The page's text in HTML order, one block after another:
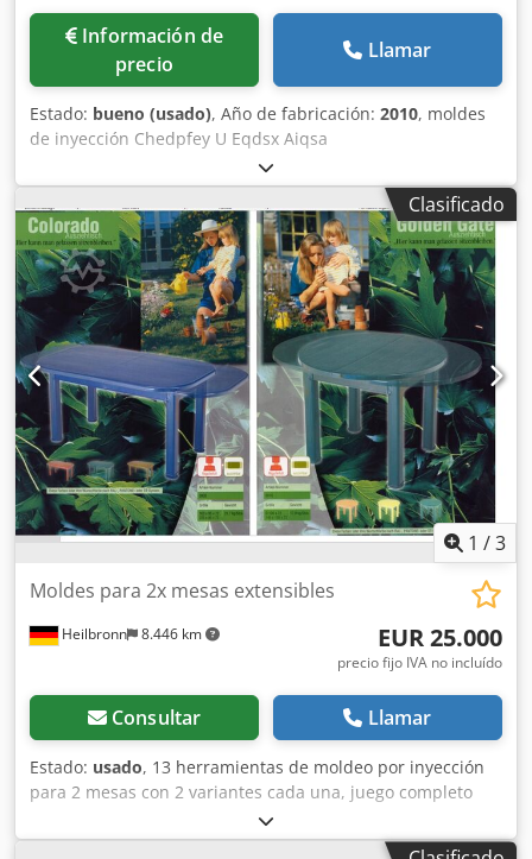
Información de
precio
Llamar
Estado: bueno (usado), Año de fabricación: 2010, moldes
de inyección Chedpfey U Eqdsx Aiqsa
Clasificado
1 /3
Heilbronn 8.446 km
Moldes para 2x mesas extensibles
EUR 25.000
precio fijo IVA no incluído
Consultar Llamar
Estado: usado, 13 herramientas de moldeo por inyección
para 2 mesas con 2 variantes cada una, juego completo